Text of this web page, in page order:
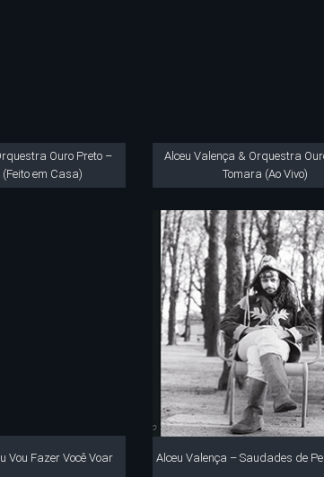
Ouro Preto –
em Casa)
Alceu Valença & Orquestra
Tomara (Ao Vivo)
Vou Fazer Você Voar Alceu Valença – Saudades de